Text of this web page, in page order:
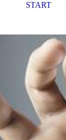
START